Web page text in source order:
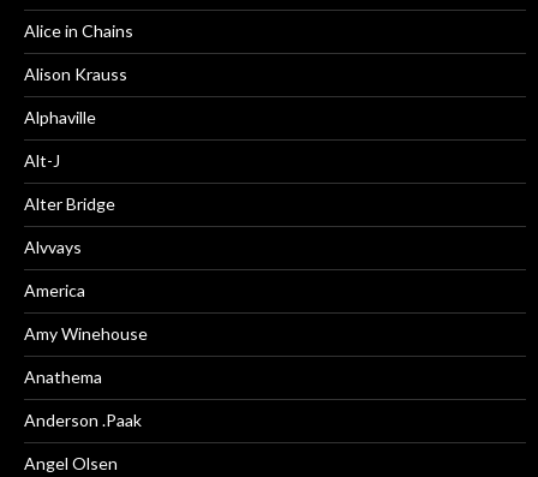
Alice in Chains
Alison Krauss
Alphaville
Alt-J
Alter Bridge
Alvvays
America
Amy Winehouse
Anathema
Anderson .Paak
Angel Olsen